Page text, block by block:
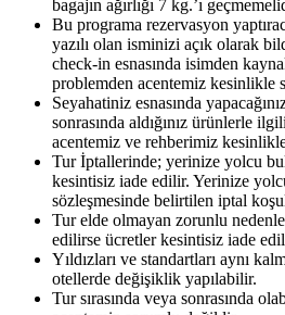
bagajın ağırlığı 7 kg.’ı
Bu programa rezervasyon
yazılı olan isminizi açık olarak
check-in esnasında isimden
problemden acentemiz kesinlikle
Seyahatiniz esnasında
sonrasında aldığınız ürünlerle
acentemiz ve rehberimiz
Tur İptallerinde; yerinize yolcu
kesintisiz iade edilir. Yerinize
sözleşmesinde belirtilen iptal
Tur elde olmayan zorunlu
edilirse ücretler kesintisiz iade
Yıldızları ve standartları aynı
otellerde değişiklik yapılabilir.
Tur sırasında veya sonrasında